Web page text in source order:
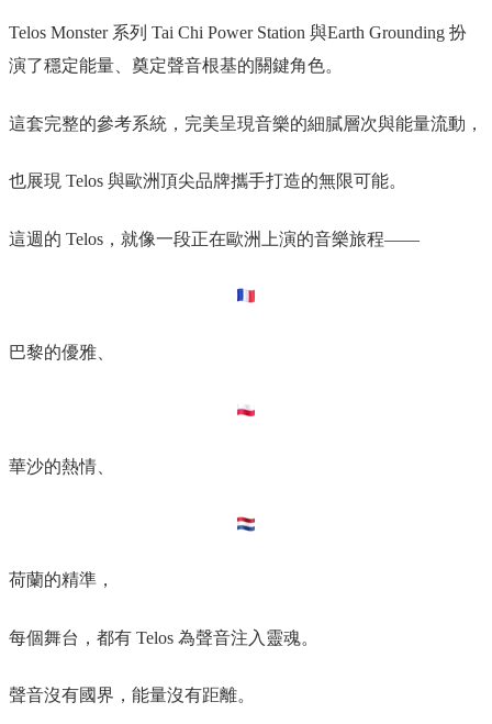
Telos Monster 系列 Tai Chi Power Station 與Earth Grounding 扮
演了穩定能量、奠定聲音根基的關鍵角色。
這套完整的參考系統，完美呈現音樂的細膩層次與能量流動，
也展現 Telos 與歐洲頂尖品牌攜手打造的無限可能。
這週的 Telos，就像一段正在歐洲上演的音樂旅程——
巴黎的優雅、
華沙的熱情、
荷蘭的精準，
每個舞台，都有 Telos 為聲音注入靈魂。
聲音沒有國界，能量沒有距離。